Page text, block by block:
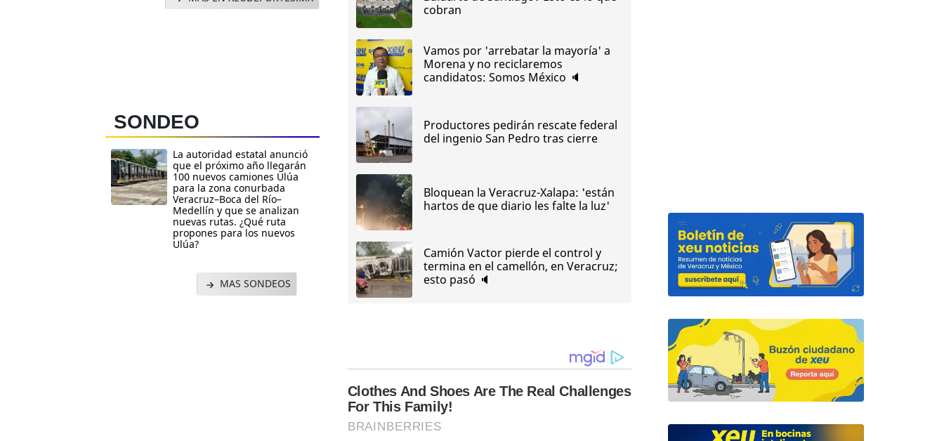
SONDEO
La autoridad estatal anunció
que el próximo año llegarán
100 nuevos camiones Ulúa
para la zona conurbada
Veracruz–Boca del Río–
Medellín y que se analizan
nuevas rutas. ¿Qué ruta
propones para los nuevos
Ulúa?
MAS SONDEOS
cobran
Vamos por 'arrebatar la mayoría' a
Morena y no reciclaremos
candidatos: Somos México 🔈
Productores pedirán rescate federal
del ingenio San Pedro tras cierre
Bloquean la Veracruz-Xalapa: 'están
hartos de que diario les falte la luz'
Camión Vactor pierde el control y
termina en el camellón, en Veracruz;
esto pasó 🔈